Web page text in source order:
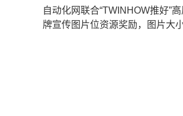
自动化网联合“TWINHOW推好”
牌宣传图片位资源奖励，图片大